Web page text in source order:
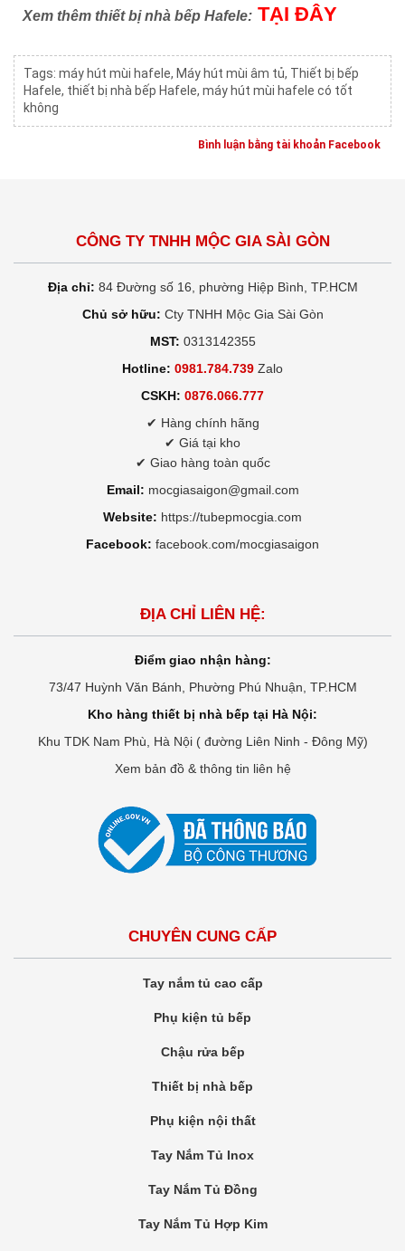
Xem thêm thiết bị nhà bếp Hafele: TẠI ĐÂY
Tags: máy hút mùi hafele, Máy hút mùi âm tủ, Thiết bị bếp
Hafele, thiết bị nhà bếp Hafele, máy hút mùi hafele có tốt
không
Bình luận bằng tài khoản Facebook
CÔNG TY TNHH MỘC GIA SÀI GÒN
Địa chỉ: 84 Đường số 16, phường Hiệp Bình, TP.HCM
Chủ sở hữu: Cty TNHH Mộc Gia Sài Gòn
MST: 0313142355
Hotline: 0981.784.739 Zalo
CSKH: 0876.066.777
✔ Hàng chính hãng
✔ Giá tại kho
✔ Giao hàng toàn quốc
Email: mocgiasaigon@gmail.com
Website: https://tubepmocgia.com
Facebook: facebook.com/mocgiasaigon
ĐỊA CHỈ LIÊN HỆ:
Điểm giao nhận hàng:
73/47 Huỳnh Văn Bánh, Phường Phú Nhuận, TP.HCM
Kho hàng thiết bị nhà bếp tại Hà Nội:
Khu TDK Nam Phù, Hà Nội ( đường Liên Ninh - Đông Mỹ)
Xem bản đồ & thông tin liên hệ
CHUYÊN CUNG CẤP
Tay nắm tủ cao cấp
Phụ kiện tủ bếp
Chậu rửa bếp
Thiết bị nhà bếp
Phụ kiện nội thất
Tay Nắm Tủ Inox
Tay Nắm Tủ Đồng
Tay Nắm Tủ Hợp Kim